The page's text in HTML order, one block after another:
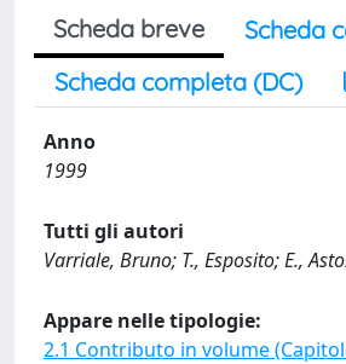
Scheda breve
Scheda
Scheda completa (DC)
Anno
1999
Tutti gli autori
Varriale, Bruno; T., Esposito; E.,
Appare nelle tipologie:
2.1 Contributo in volume